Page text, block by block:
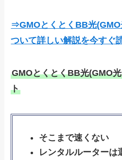
⇒GMOとくとくBB光
ついて詳しい解説を今すぐ
GMOとくとくBB光(GMO
ト
そこまで速くない
レンタルルーターは